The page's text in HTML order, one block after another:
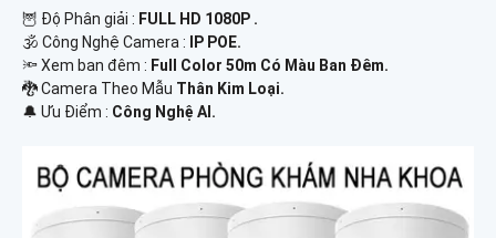
🦉 Độ Phân giải : FULL HD 1080P .
🕉️ Công Nghệ Camera : IP POE.
🔦 Xem ban đêm : Full Color 50m Có Màu Ban Đêm.
🐉️ Camera Theo Mẫu Thân Kim Loại.
️🔔 Ưu Điểm : Công Nghệ AI.